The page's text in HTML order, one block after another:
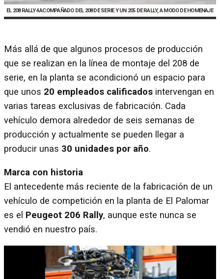
EL 208 RALLY4 ACOMPAÑADO DEL 208 DE SERIE Y UN 205 DE RALLY, A MODO DE HOMENAJE
Más allá de que algunos procesos de producción
que se realizan en la línea de montaje del 208 de
serie, en la planta se acondicionó un espacio para
que unos 20 empleados calificados intervengan en
varias tareas exclusivas de fabricación. Cada
vehículo demora alrededor de seis semanas de
producción y actualmente se pueden llegar a
producir unas 30 unidades por año.
Marca con historia
El antecedente más reciente de la fabricación de un
vehículo de competición en la planta de El Palomar
es el Peugeot 206 Rally, aunque este nunca se
vendió en nuestro país.